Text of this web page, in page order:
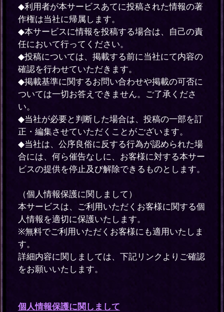
◆利用者が本サービスあてに投稿された情報の著
作権は当社に帰属します。
◆本サービスに情報を投稿する場合は、自己の責
任において行ってください。
◆投稿については、掲載する前に当社にて内容の
確認を行わせていただきます。
◆掲載基準に関するお問い合わせや掲載の可否に
ついては一切お答えできません。ご了承くださ
い。
◆当社が必要と判断した場合は、投稿の一部を訂
正・編集させていただくことがございます。
◆当社は、公序良俗に反する行為が認められた場
合には、何ら催告なしに、お客様に対する本サー
ビスの提供を停止及び解除できるものとします。
（個人情報保護に関しまして）
本サービスは、ご利用いただくお客様に関する個
人情報を適切に保護いたします。
※無料でご利用いただくお客様にも適用いたしま
す。
詳細内容に関しましては、下記リンクよりご確認
をお願いいたします。
個人情報保護に関しまして